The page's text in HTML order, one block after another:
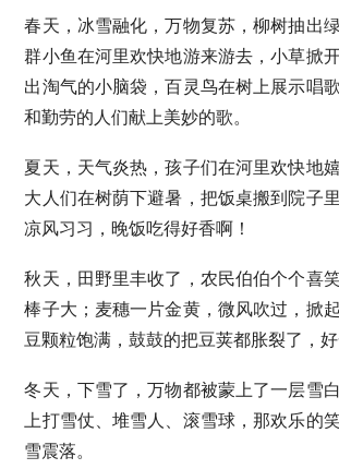
春天，冰雪融化，万物复苏，柳树抽出
群小鱼在河里欢快地游来游去，小草掀
出淘气的小脑袋，百灵鸟在树上展示唱
和勤劳的人们献上美妙的歌。
夏天，天气炎热，孩子们在河里欢快地
大人们在树荫下避暑，把饭桌搬到院子
凉风习习，晚饭吃得好香啊！
秋天，田野里丰收了，农民伯伯个个喜
棒子大；麦穗一片金黄，微风吹过，掀
豆颗粒饱满，鼓鼓的把豆荚都胀裂了，好
冬天，下雪了，万物都被蒙上了一层雪
上打雪仗、堆雪人、滚雪球，那欢乐的
雪震落。